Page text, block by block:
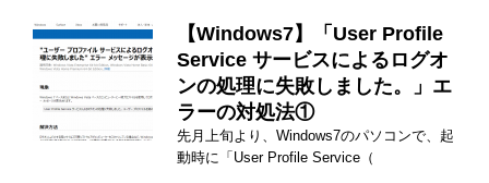
【Windows7】「User Profile
Service サービスによるログオ
ンの処理に失敗しました。」エ
ラーの対処法①
先月上旬より、Windows7のパソコンで、起
動時に「User Profile Service（